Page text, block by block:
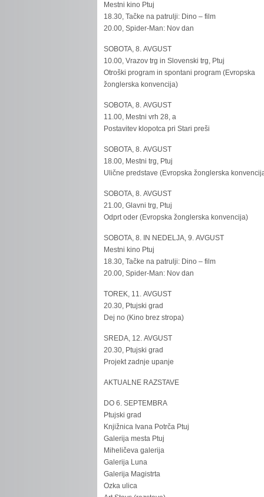
Mestni kino Ptuj
18.30, Tačke na patrulji: Dino – film
20.00, Spider-Man: Nov dan
SOBOTA, 8. AVGUST
10.00, Vrazov trg in Slovenski trg, Ptuj
Otroški program in spontani program (Evropska
žonglerska konvencija)
SOBOTA, 8. AVGUST
11.00, Mestni vrh 28, a
Postavitev klopotca pri Stari preši
SOBOTA, 8. AVGUST
18.00, Mestni trg, Ptuj
Ulične predstave (Evropska žonglerska
SOBOTA, 8. AVGUST
21.00, Glavni trg, Ptuj
Odprt oder (Evropska žonglerska konvencija)
SOBOTA, 8. IN NEDELJA, 9. AVGUST
Mestni kino Ptuj
18.30, Tačke na patrulji: Dino – film
20.00, Spider-Man: Nov dan
TOREK, 11. AVGUST
20.30, Ptujski grad
Dej no (Kino brez stropa)
SREDA, 12. AVGUST
20.30, Ptujski grad
Projekt zadnje upanje
AKTUALNE RAZSTAVE
DO 6. SEPTEMBRA
Ptujski grad
Knjižnica Ivana Potrča Ptuj
Galerija mesta Ptuj
Miheličeva galerija
Galerija Luna
Galerija Magistrta
Ozka ulica